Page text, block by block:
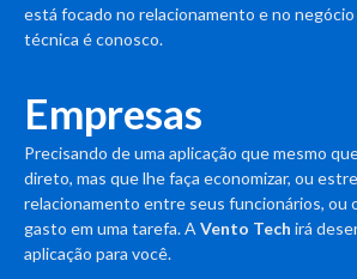
está focado no relacionamento e no negócio
técnica é conosco.
Empresas
Precisando de uma aplicação que mesmo
direto, mas que lhe faça economizar, ou
relacionamento entre seus funcionários, ou
gasto em uma tarefa. A Vento Tech irá
aplicação para você.